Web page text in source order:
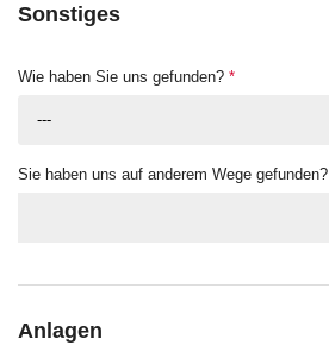
Sonstiges
Wie haben Sie uns gefunden? *
---
Sie haben uns auf anderem Wege gefunden?
Anlagen